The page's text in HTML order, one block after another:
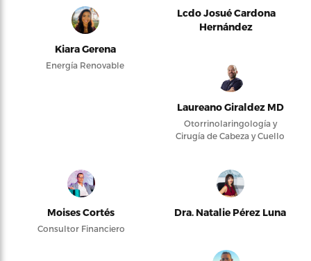
Kiara Gerena
Energía Renovable
Lcdo Josué Cardona
Hernández
Laureano Giraldez MD
Otorrinolaringología y
Cirugía de Cabeza y Cuello
Moises Cortés
Consultor Financiero
Dra. Natalie Pérez Luna